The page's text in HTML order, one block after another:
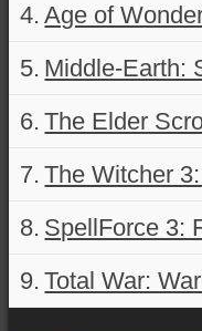
Age of
Middle-Earth:
The Elder
The Witcher
SpellForce 3:
Total War: